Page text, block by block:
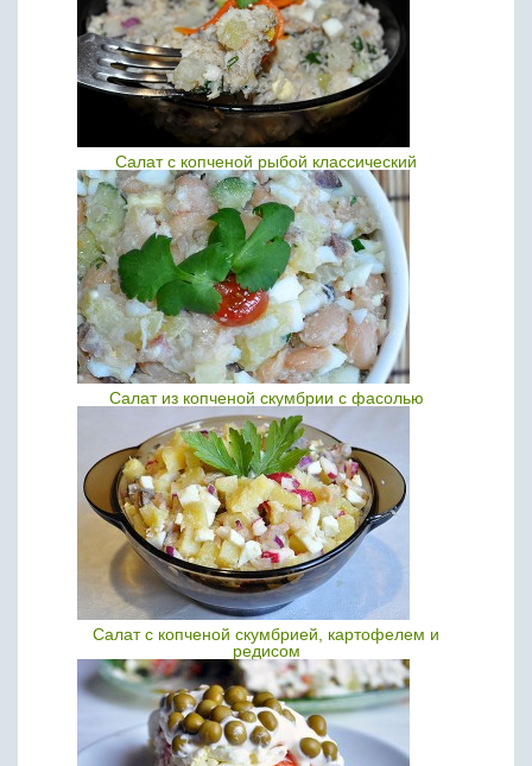
Салат с копченой рыбой классический
Салат из копченой скумбрии с фасолью
Салат с копченой скумбрией, картофелем и
редисом